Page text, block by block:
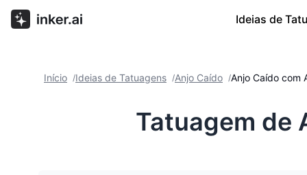
Ideias de
Início /Ideias de Tatuagens /Anjo Caído /Anjo Caído com
Tatuagem de